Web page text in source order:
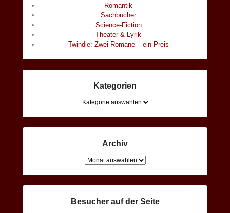
Romantik
Sachbücher
Science-Fiction
Theater & Lyrik
Twindie: Zwei Romane – ein Preis
Kategorien
Kategorien
Archiv
Archiv
Besucher auf der Seite